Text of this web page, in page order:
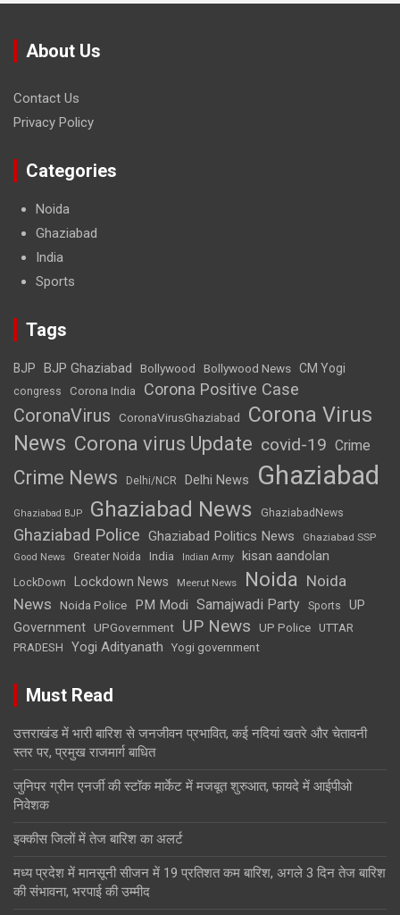
About Us
Contact Us
Privacy Policy
Categories
Noida
Ghaziabad
India
Sports
Tags
BJP BJP Ghaziabad Bollywood Bollywood News CM Yogi
congress Corona India Corona Positive Case
CoronaVirus CoronaVirusGhaziabad
Corona Virus
News Corona virus Update covid-19 Crime
Crime News Delhi/NCR Delhi News Ghaziabad
Ghaziabad BJP Ghaziabad News GhaziabadNews
Ghaziabad Police Ghaziabad Politics News Ghaziabad SSP
Good News Greater Noida India Indian Army kisan aandolan
LockDown Lockdown News Meerut News Noida Noida
News
Noida Police PM Modi Samajwadi Party Sports
UP
Government UPGovernment UP News UP Police
UTTAR
PRADESH
Yogi Adityanath Yogi government
Must Read
उत्तराखंड में भारी बारिश से जनजीवन प्रभावित, कई नदियां खतरे और चेतावनी
स्तर पर, प्रमुख राजमार्ग बाधित
जुनिपर ग्रीन एनर्जी की स्टॉक मार्केट में मजबूत शुरुआत, फायदे में आईपीओ
निवेशक
इक्कीस जिलों में तेज बारिश का अलर्ट
मध्य प्रदेश में मानसूनी सीजन में 19 प्रतिशत कम बारिश, अगले 3 दिन तेज बारिश
की संभावना, भरपाई की उम्मीद